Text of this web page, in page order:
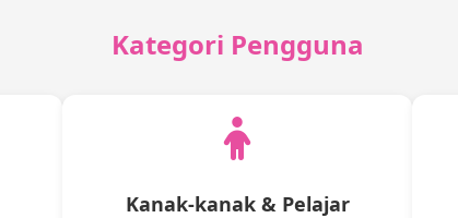
Kategori Pengguna
Kanak-kanak & Pelajar